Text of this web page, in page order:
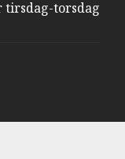
tirsdag-torsdag